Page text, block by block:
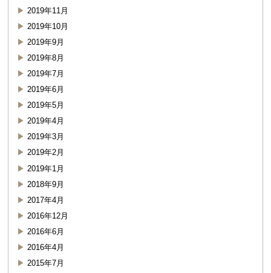
2019年11月
2019年10月
2019年9月
2019年8月
2019年7月
2019年6月
2019年5月
2019年4月
2019年3月
2019年2月
2019年1月
2018年9月
2017年4月
2016年12月
2016年6月
2016年4月
2015年7月